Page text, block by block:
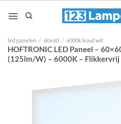
naar
led panelen / 60x60 / 6000k koud wit
HOFTRONIC LED Paneel –
(125lm/W) – 6000K – Flikkervrij